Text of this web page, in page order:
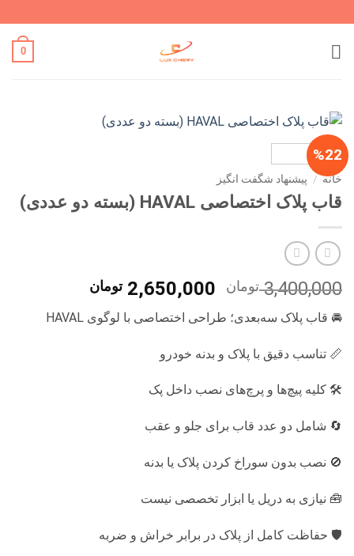
to
content
0
%22
خانه / پیشنهاد شگفت انگیز
قاب پلاک اختصاصی HAVAL (بسته دو عددی)
3,400,000 تومان
قیمت
اصلی
3,400,000 تومان
2,650,000 تومان
فعلی 🚘 قاب پلاک سه‌بعدی؛ طراحی اختصاصی با لوگوی HAVAL
📏 تناسب دقیق با پلاک و بدنه خودرو
🛠️ کلیه پیچ‌ها و پرچ‌های نصب داخل پک
🔄 شامل دو عدد قاب برای جلو و عقب
🚫 نصب بدون سوراخ کردن پلاک یا بدنه
🧰 نیازی به دریل یا ابزار تخصصی نیست
🛡️ حفاظت کامل از پلاک در برابر خراش و ضربه